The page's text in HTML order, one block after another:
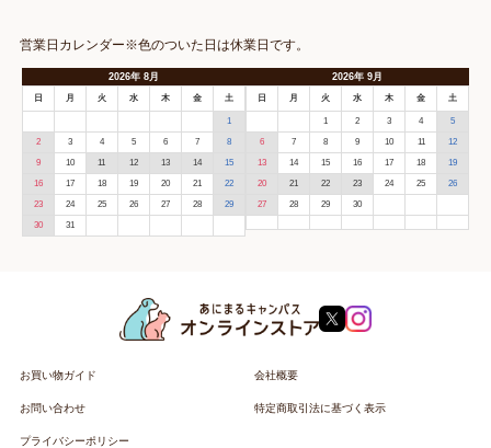
営業日カレンダー※色のついた日は休業日です。
2026年 8月
日 月 火 水 木 金 土
1
2 3 4 5 6 7 8
9 10 11 12 13 14 15
16 17 18 19 20 21 22
23 24 25 26 27 28 29
30 31
2026年9月
日 月 火 水 木 金 土
1 2 3 4 5
6 7 8 9 10 11 12
13 14 15 16 17 18 19
20 21 22 23 24 25 26
27 28 29 30
お買い物ガイド 会社概要
お問い合わせ 特定商取引法に基づく表示
プライバシーポリシー